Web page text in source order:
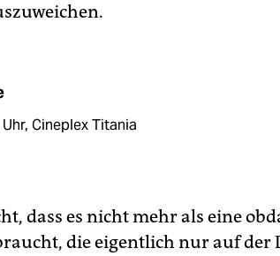
Uhr, Cineplex Titania
dass es nicht mehr als eine
die eigentlich nur auf der